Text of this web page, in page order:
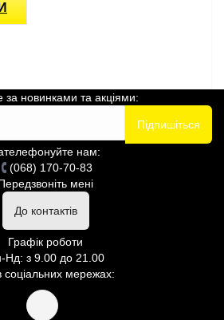
за новинками та акціями:
Підпишіться
нам:
(068) 170-70-83
мені
До контактів
Графік роботи
Нд: з 9.00 до 21.00
соціальних мережах: